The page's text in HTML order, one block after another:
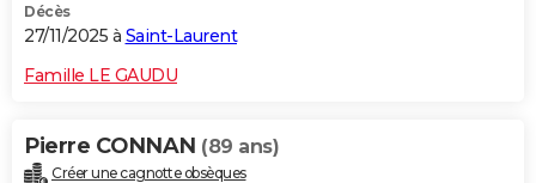
BONS PLANS
CARTE DE VOEUX
Dictionnaire
Biographies
Citations
Expressions
Proverbes
PROGRAMME TV
Décès
27/11/2025 à Saint-Laurent
Famille LE GAUDU
Pierre CONNAN (89 ans)
Créer une cagnotte obsèques